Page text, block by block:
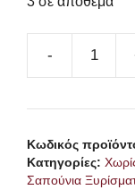
Κωδικός
Κατηγορίες:
Σαπούνια